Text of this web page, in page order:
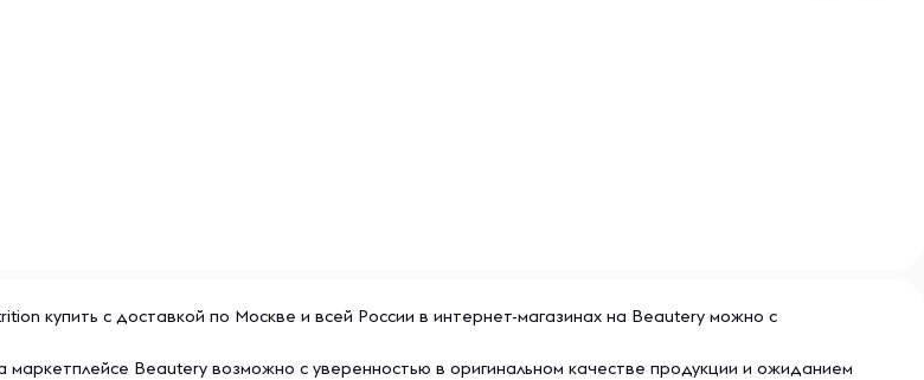
купить с доставкой по Москве и всей России в интернет-магазинах на Beautery можно с
Beautery возможно с уверенностью в оригинальном качестве продукции и ожиданием